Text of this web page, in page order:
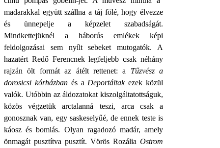
madarakkal együtt szállna a táj fölé, hogy élvezze
és ünnepelje a képzelet szabadságát.
Mindkettejüknél a háborús emlékek képi
feldolgozásai sem nyílt sebeket mutogatók. A
hazatért Redő Ferencnek legfeljebb csak néhány
rajzán ölt formát az átélt rettenet: a Tűzvész a
dorosicsi kórházbanés a Deportáltakezek közül
valók. Utóbbin az áldozatokat kiszolgáltatottságuk,
közös végzetük arctalanná teszi, arca csak a
gonosznak van, egy saskeselyűé, de ennek teste is
káosz és bomlás. Olyan ragadozó madár, amely
önmagát pusztítva pusztít. Vörös Rozália Ostrom